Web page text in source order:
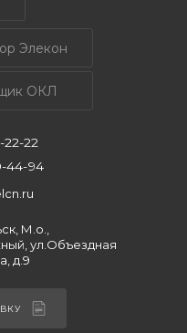
Элекон
ОКЛ
22-22
44-94
М.о.,
ул.Объездная
д.9